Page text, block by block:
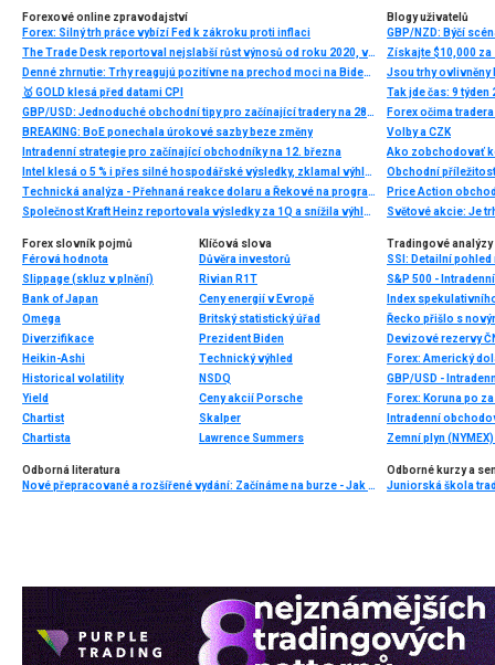
Forexové online zpravodajství
Forex: Silný trh práce vybízí Fed k zákroku proti inflaci
The Trade Desk reportoval nejslabší růst výnosů od roku 2020, výhled na 3Q výrazně zklamal
Denné zhrnutie: Trhy reagujú pozitívne na prechod moci na Bidena
🥇 GOLD klesá před datami CPI
GBP/USD: Jednoduché obchodní tipy pro začínající tradery na 28. dubna. Přehled včerejších obchodů na forexu
BREAKING: BoE ponechala úrokové sazby beze změny
Intradenní strategie pro začínající obchodníky na 12. března
Intel klesá o 5 % i přes silné hospodářské výsledky, zklamal výhled
Technická analýza - Přehnaná reakce dolaru a Řekové na programu dne
Společnost Kraft Heinz reportovala výsledky za 1Q a snížila výhled očištěného zisku na akcii
Blogy uživatelů
GBP/NZD: Býčí
Získajte $10,000 za
Jsou trhy ovlivněny
Tak jde čas: 9 týden
Forex očima tradera
Volby a CZK
Ako zobchodovať
Price Action
Světové akcie: Je
Forex slovník pojmů
Férová hodnota
Slippage (skluz v plnění)
Bank of Japan
Omega
Diverzifikace
Heikin-Ashi
Historical volatility
Yield
Chartist
Chartista
Klíčová slova
Důvěra investorů
Rivian R1T
Ceny energií v Evropě
Britský statistický úřad
Prezident Biden
Technický výhled
NSDQ
Ceny akcií Porsche
Skalper
Lawrence Summers
Tradingové analýzy
SSI: Detailní pohled
S&P 500 -
Index
Řecko přišlo s
Devizové rezervy
GBP/USD -
Intradenní
Zemní plyn
Odborná literatura
Nové přepracované a rozšířené vydání: Začínáme na burze - Jak uspět při obchodování na finančních trzích (3. vydání) - BESTSELLER
Odborné kurzy a
Juniorská škola